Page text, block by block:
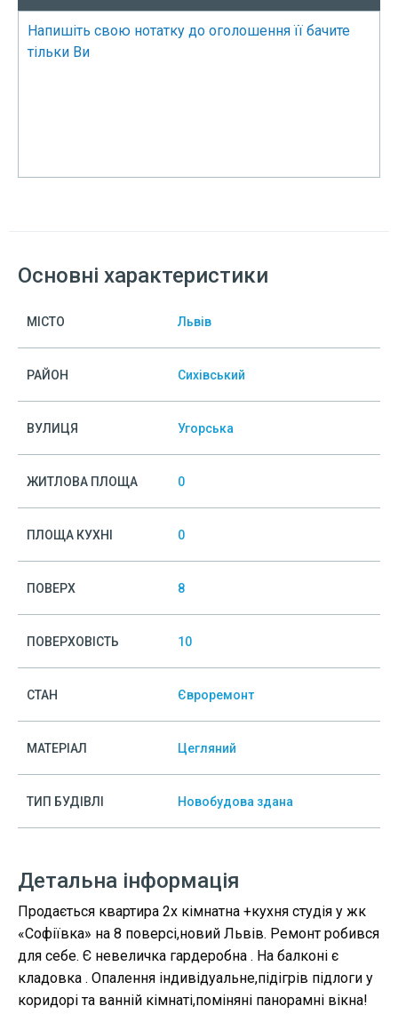
Напишіть свою нотатку до оголошення її бачите
тільки Ви
Основні характеристики
МІСТО Львів
РАЙОН Сихівський
ВУЛИЦЯ Угорська
ЖИТЛОВА ПЛОЩА 0
ПЛОЩА КУХНІ 0
ПОВЕРХ 8
ПОВЕРХОВІСТЬ 10
СТАН Євроремонт
МАТЕРІАЛ Цегляний
ТИП БУДІВЛІ Новобудова здана
Детальна інформація
Продається квартира 2х кімнатна +кухня студія у жк
«Софіївка» на 8 поверсі,новий Львів. Ремонт робився
для себе. Є невеличка гардеробна . На балконі є
кладовка . Опалення індивідуальне,підігрів підлоги у
коридорі та ванній кімнаті,поміняні панорамні вікна!